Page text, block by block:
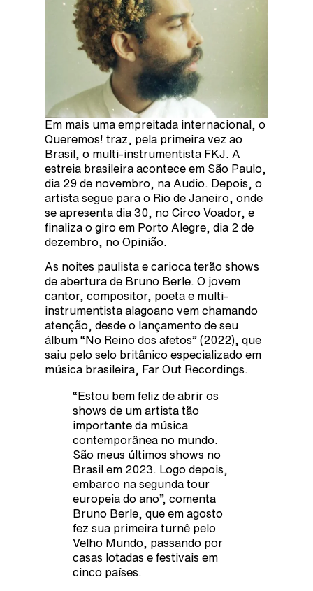
Em mais uma empreitada internacional, o
Queremos! traz, pela primeira vez ao
Brasil, o multi-instrumentista FKJ. A
estreia brasileira acontece em São Paulo,
dia 29 de novembro, na Audio. Depois, o
artista segue para o Rio de Janeiro, onde
se apresenta dia 30, no Circo Voador, e
finaliza o giro em Porto Alegre, dia 2 de
dezembro, no Opinião.
As noites paulista e carioca terão shows
de abertura de Bruno Berle. O jovem
cantor, compositor, poeta e multi-
instrumentista alagoano vem chamando
atenção, desde o lançamento de seu
álbum “No Reino dos afetos” (2022), que
saiu pelo selo britânico especializado em
música brasileira, Far Out Recordings.
“Estou bem feliz de abrir os
shows de um artista tão
importante da música
contemporânea no mundo.
São meus últimos shows no
Brasil em 2023. Logo depois,
embarco na segunda tour
europeia do ano”, comenta
Bruno Berle, que em agosto
fez sua primeira turnê pelo
Velho Mundo, passando por
casas lotadas e festivais em
cinco países.